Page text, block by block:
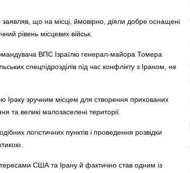
заявляв, що на місці, ймовірно, діяли добре оснащені
рівень місцевих військ.
ВПС Ізраїлю генерал-майора Томера
спецпідрозділів під час конфлікту з Іраном, не
Іраку зручним місцем для створення прихованих
та великі малозаселені території.
логістичних пунктів і проведення розвідки
США та Ірану й фактично став одним із